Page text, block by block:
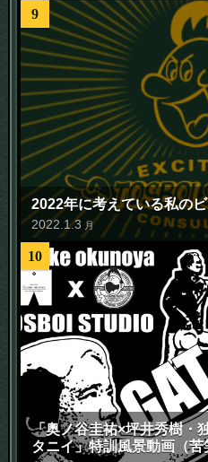
9
2022年に考えている私の
2022 1.3 月
10
「奥ノ谷圭祐×坪井秀樹・
タニイ」特訓風景動画（苦